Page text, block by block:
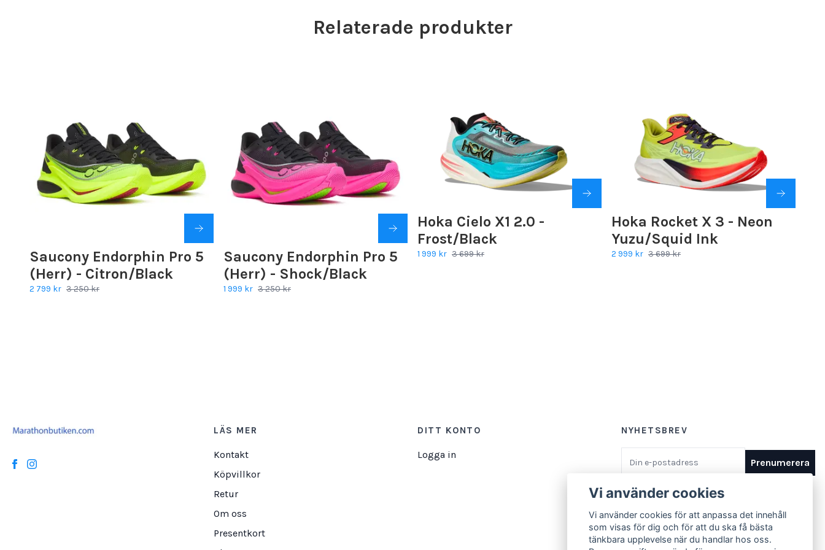
Relaterade produkter
Saucony Endorphin Pro 5
(Herr) - Citron/Black
2 799 kr 3 250 kr
Saucony Endorphin Pro 5
(Herr) - Shock/Black
1 999 kr 3 250 kr
Hoka Cielo X1 2.0 -
Frost/Black
1 999 kr 3 699 kr
Hoka Rocket X 3 - Neon
Yuzu/Squid Ink
2 999 kr 3 699 kr
LÄS MER
Kontakt
Köpvillkor
Retur
Om oss
Presentkort
DITT KONTO
Logga in
NYHETSBREV
Prenumerera
Vi använder cookies
Vi använder cookies för att anpassa det innehåll
som visas för dig och för att du ska få bästa
tänkbara upplevelse när du handlar hos oss.